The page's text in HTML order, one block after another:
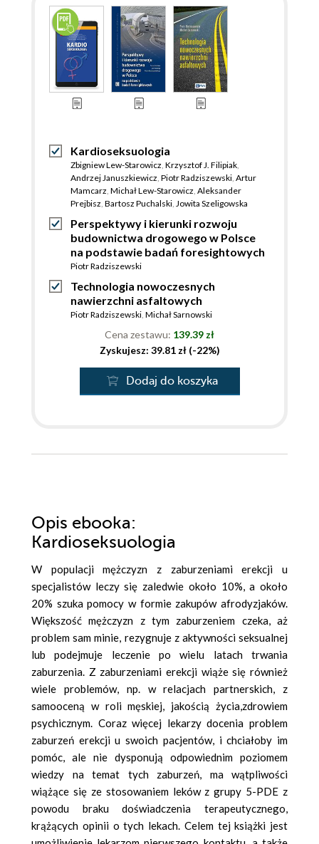
Kardioseksuologia
Zbigniew Lew-Starowicz Krzysztof J. Filipiak
Andrzej Januszkiewicz Piotr Radziszewski Artur
Mamcarz Michał Lew-Starowicz Aleksander
Prejbisz Bartosz Puchalski Jowita Szeligowska
Perspektywy i kierunki rozwoju
budownictwa drogowego w Polsce
na podstawie badań foresightowych
Piotr Radziszewski
Technologia nowoczesnych
nawierzchni asfaltowych
Piotr Radziszewski Michał Sarnowski
Cena zestawu: 139.39 zł
Zyskujesz: 39.81 zł (-22%)
Dodaj do koszyka
Opis ebooka:
Kardioseksuologia
W populacji mężczyzn z zaburzeniami erekcji u
specjalistów leczy się zaledwie około 10%, a około
20% szuka pomocy w formie zakupów afrodyzjaków.
Większość mężczyzn z tym zaburzeniem czeka, aż
problem sam minie, rezygnuje z aktywności seksualnej
lub podejmuje leczenie po wielu latach trwania
zaburzenia. Z zaburzeniami erekcji wiąże się również
wiele problemów, np. w relacjach partnerskich, z
samooceną w roli męskiej, jakością życia,zdrowiem
psychicznym. Coraz więcej lekarzy docenia problem
zaburzeń erekcji u swoich pacjentów, i chciałoby im
pomóc, ale nie dysponują odpowiednim poziomem
wiedzy na temat tych zaburzeń, ma wątpliwości
wiążące się ze stosowaniem leków z grupy 5-PDE z
powodu braku doświadczenia terapeutycznego,
krążących opinii o tych lekach. Celem tej książki jest